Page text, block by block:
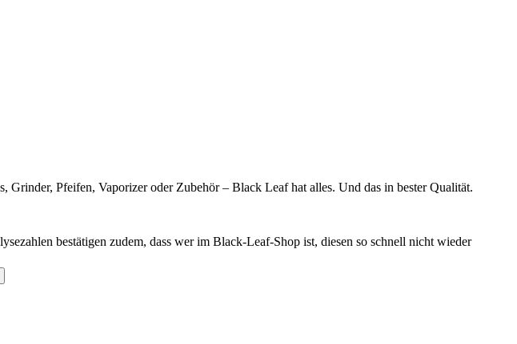
Pfeifen, Vaporizer oder Zubehör – Black Leaf hat alles. Und das in bester Qualität.
bestätigen zudem, dass wer im Black-Leaf-Shop ist, diesen so schnell nicht wieder